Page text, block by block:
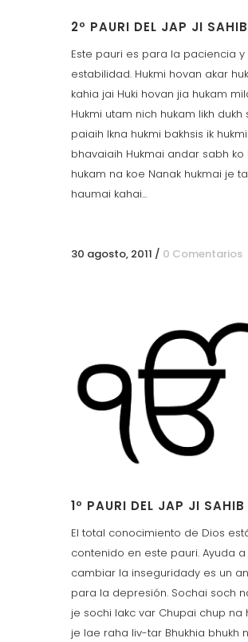
2º PAURI DEL JAP JI SAHIB
Este pauri es para la paciencia y
estabilidad. Hukmi hovan akar
kahia jai Huki hovan jia hukam
Hukmi utam nich hukam likh dukh
paiaih Ikna hukmi bakhsis ik
bhavaiaih Hukmai andar sabh
hukam na koe Nanak hukmai je ta
haumai kahai...
30 agosto, 2011 / 0 Comentarios
1º PAURI DEL JAP JI SAHIB
El total conocimiento de Dios
contenido en este pauri. Ayuda a
cambiar la inseguridady es un
para la depresión. Sochai soch
je sochi lakc var Chupai chup na
je lae raha liv-tar Bhukhia bhukh